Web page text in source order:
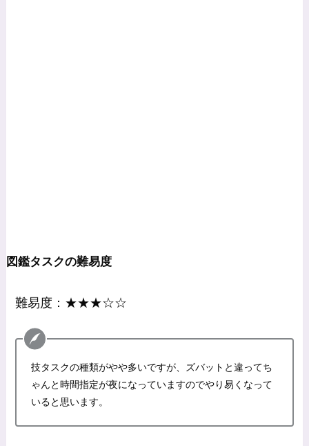
図鑑タスクの難易度
難易度：★★★☆☆
技タスクの種類がやや多いですが、ズバットと違ってち
ゃんと時間指定が夜になっていますのでやり易くなって
いると思います。